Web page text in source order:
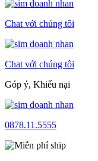
Chat với chúng tôi
Chat với chúng tôi
Góp ý, Khiếu nại
0878.11.5555